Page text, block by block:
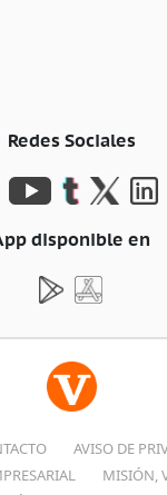
Redes Sociales
disponible en
AVISO DE
MISIÓN,